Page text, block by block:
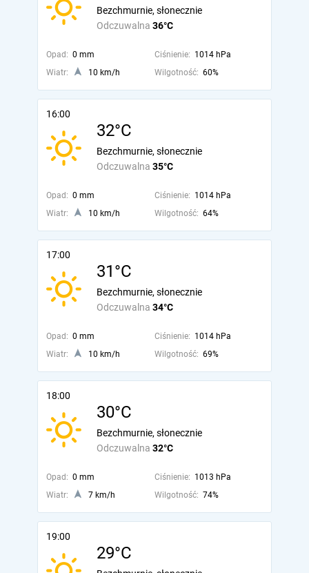
Odczuwalna 36°C
Bezchmurnie, słonecznie
Opad: 0 mm Ciśnienie: 1014 hPa
Wiatr:
10 km/h Wilgotność: 60%
16:00
32°C
Odczuwalna 35°C
Bezchmurnie, słonecznie
Opad: 0 mm Ciśnienie: 1014 hPa
Wiatr:
10 km/h Wilgotność: 64%
17:00
31°C
Odczuwalna 34°C
Bezchmurnie, słonecznie
Opad: 0 mm Ciśnienie: 1014 hPa
Wiatr:
10 km/h Wilgotność: 69%
18:00
30°C
Odczuwalna 32°C
Bezchmurnie, słonecznie
Opad: 0 mm Ciśnienie: 1013 hPa
Wiatr:
7 km/h Wilgotność: 74%
19:00
29°C